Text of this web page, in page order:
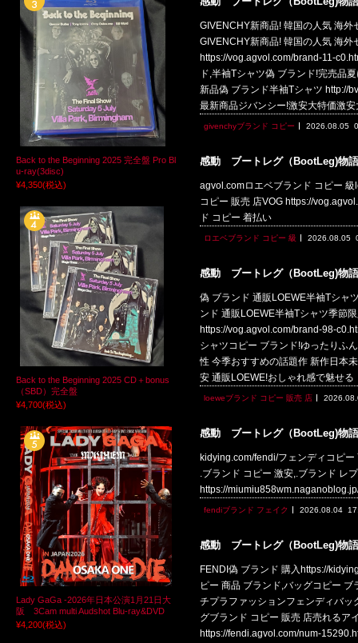
GIVENCHY新商品! 韓国の人気 海
GIVENCHY新商品! 韓国の人気 海
https://vog.agvol.com/brand-11-
ド,半袖Tシャツ偽 ブランド!完売品
新品偽 ブランド半袖Tシャツ http://
最新商品ジバンシー!激安大特価激
givenchyブランド コピー 2026.08.05
感動 ブートレグ（BootLeg)物語
agvol.comロエベブランド コピー
コピー 販売 店VOG https://
ド コピー 着払い
ロエベブランド コピー 級 2026.08.05
感動 ブートレグ（BootLeg)物語
偽 ブランド 通販LOEWE半袖Tシャ
ンド 通販LOEWE半袖Tシャツ季節
https://vog.agvol.com/brand-98-
シャツコピー ブランド!ゆったりふ
性 今季おすすめの話題作 新作日本
安 通販LOEWE!おしゃれ感で魅せ
loeweブランド コピー 販売 店
感動 ブートレグ（BootLeg)物語
kidying.com/fendi/フェンディコピ
.ブランド コピー 激安,.ブランド レ
https://
fendiブランド フェイク 2026.08.04
感動 ブートレグ（BootLeg)物語
FENDI偽 ブランド 購入https://
ピー 商品 ブランド,バッグコピー
チプラファッションフェンディバ
グブランド コピー 販売 店売れるア
https://fendi.agvol.com/num-
Back to the Beginning 2025 完全盤 Pro Bl
u-ray(3disc)
¥4,350(税込)
Back to the Beginning 2025 CD＋bonus
（SBD）完全盤
¥4,700(税込)
Lady GaGa -2026年日本公演1月21日大
阪 3Cam multi Audshot Blu-ray&DVD
¥4,200(税込)